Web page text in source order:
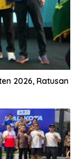
2026, Ratusan